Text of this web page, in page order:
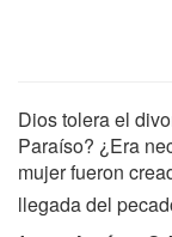
Dios tolera el
Paraíso? ¿Era
mujer fueron
llegada del